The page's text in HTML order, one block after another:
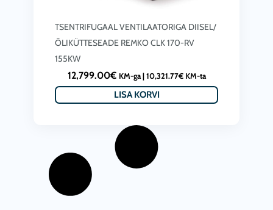
TSENTRIFUGAAL VENTILAATORIGA DIISEL/
ÕLIKÜTTESEADE REMKO CLK 170-RV
155KW
12,799.00€ KM-ga | 10,321.77€KM-ta
LISA KORVI